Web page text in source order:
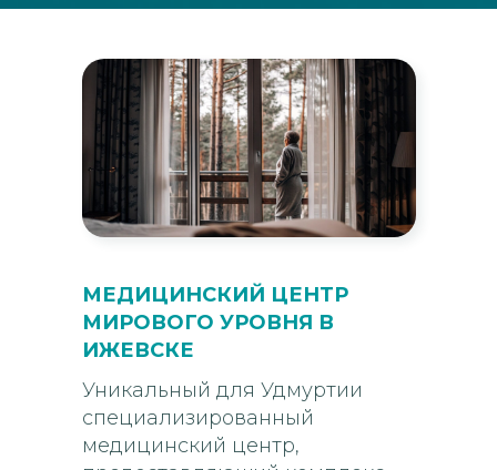
Уникальный для Удмуртии
специализированный
медицинский центр,
МЕДИЦИНСКИЙ ЦЕНТР
МИРОВОГО УРОВНЯ В
ИЖЕВСКЕ